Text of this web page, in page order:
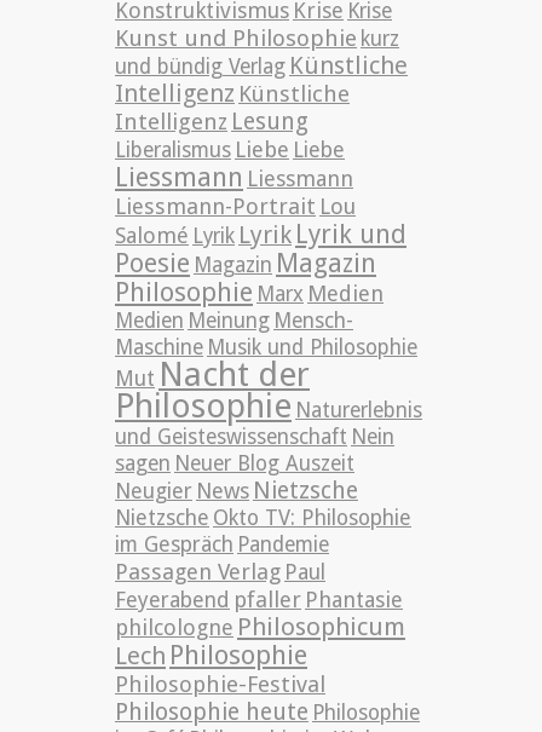
Konstruktivismus Krise Krise
Kunst und Philosophie kurz
und bündig Verlag Künstliche
Intelligenz Künstliche
Intelligenz Lesung
Liberalismus Liebe Liebe
Liessmann Liessmann
Liessmann-Portrait Lou
Salomé Lyrik Lyrik Lyrik und
Poesie Magazin Magazin
Philosophie Marx Medien
Medien Meinung Mensch-
Maschine Musik und Philosophie
Mut Nacht der
Philosophie Naturerlebnis
und Geisteswissenschaft Nein
sagen Neuer Blog Auszeit
Neugier News Nietzsche
Nietzsche Okto TV: Philosophie
im Gespräch Pandemie
Passagen Verlag Paul
Feyerabend pfaller Phantasie
philcologne Philosophicum
Lech Philosophie
Philosophie-Festival
Philosophie heute Philosophie